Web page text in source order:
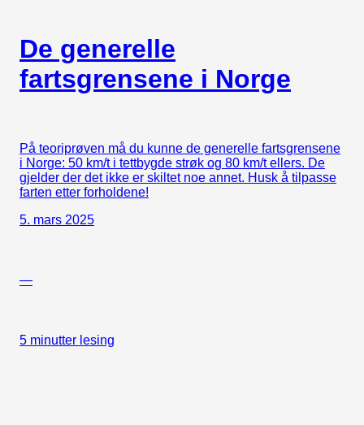
De generelle
fartsgrensene i Norge
På teoriprøven må du kunne de generelle fartsgrensene
i Norge: 50 km/t i tettbygde strøk og 80 km/t ellers. De
gjelder der det ikke er skiltet noe annet. Husk å tilpasse
farten etter forholdene!
5. mars 2025
—
5 minutter lesing